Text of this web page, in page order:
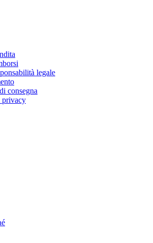
legale
consegna
privacy